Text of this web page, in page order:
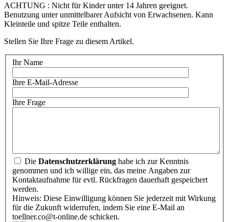
ACHTUNG : Nicht für Kinder unter 14 Jahren geeignet.
Benutzung unter unmittelbarer Aufsicht von Erwachsenen. Kann
Kleinteile und spitze Teile enthalten.
Stellen Sie Ihre Frage zu diesem Artikel.
Ihr Name
Ihre E-Mail-Adresse
Ihre Frage
Die Datenschutzerklärung habe ich zur Kenntnis
genommen und ich willige ein, das meine Angaben zur
Kontaktaufnahme für evtl. Rückfragen dauerhaft gespeichert
werden.
Hinweis: Diese Einwilligung können Sie jederzeit mit Wirkung
für die Zukunft widerrufen, indem Sie eine E-Mail an
toellner.co@t-online.de schicken.